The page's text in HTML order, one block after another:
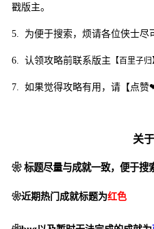
戳版主。
5. 为便于搜索，烦请各位侠士尽
6. 认领攻略前联系版主 【百里子归
7. 如果觉得攻略有用，请【点赞
关
❀ 标题尽量与成就一致，便于搜
❀近期热门成就标题为红色